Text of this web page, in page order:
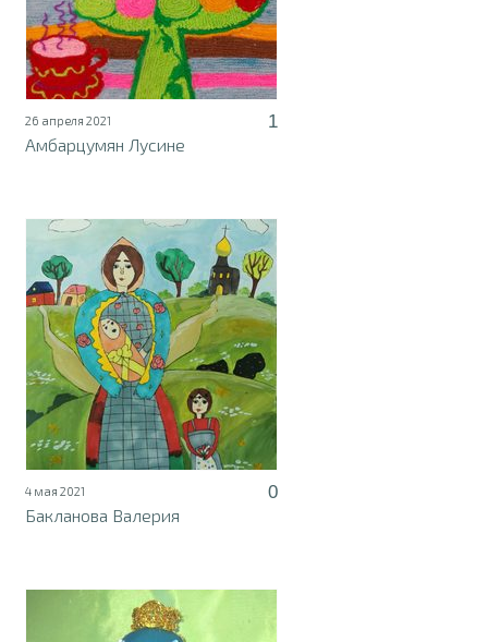
26 апреля 2021
1
Амбарцумян Лусине
4 мая 2021
0
Бакланова Валерия